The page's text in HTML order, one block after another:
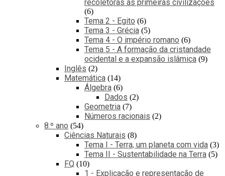
recoletoras às primeiras civilizações
6
Tema 2 - Egito 6
Tema 3 - Grécia 5
Tema 4 - O império romano 6
Tema 5 - A formação da cristandade
ocidental e a expansão islâmica 9
Inglês 2
Matemática 14
Álgebra 6
Dados 2
Geometria 7
Números racionais 2
8.º ano 54
Ciências Naturais 8
Tema I - Terra, um planeta com vida 3
Tema II - Sustentabilidade na Terra 5
FQ 10
1 - Explicação e representação de